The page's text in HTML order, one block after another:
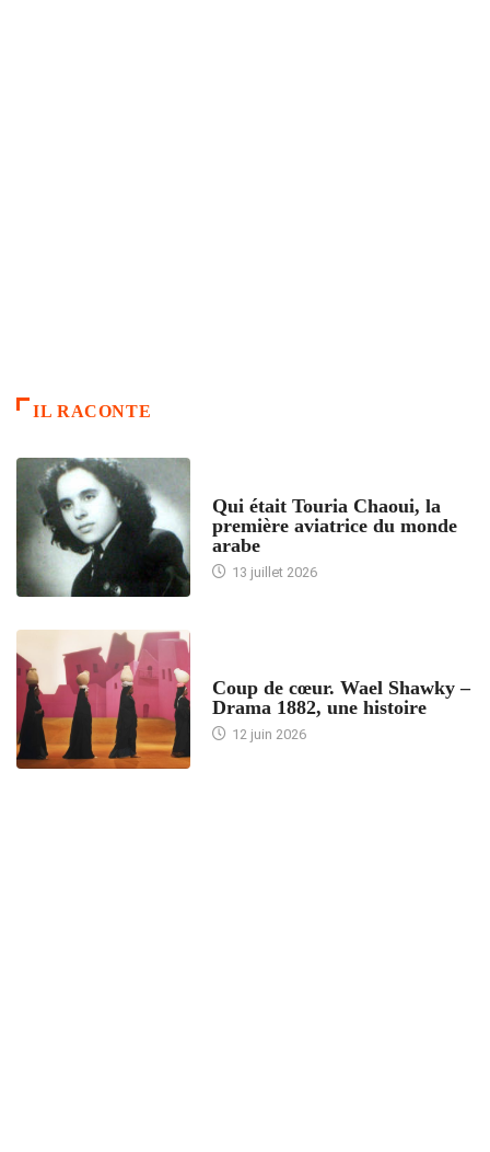
IL RACONTE
Qui était Touria Chaoui, la
première aviatrice du monde
arabe
13 juillet 2026
Coup de cœur. Wael Shawky –
Drama 1882, une histoire
12 juin 2026